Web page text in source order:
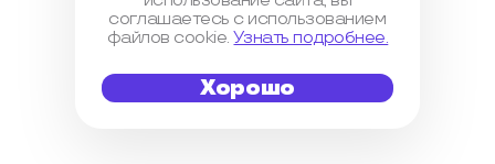
соглашаетесь с использованием
файлов cookie.Узнать подробнее.
Хорошо